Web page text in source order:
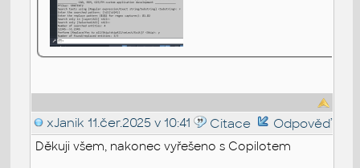
xJanik 11.čer.2025 v 10:41 Citace Odpověď
Děkuji všem, nakonec vyřešeno s Copilotem